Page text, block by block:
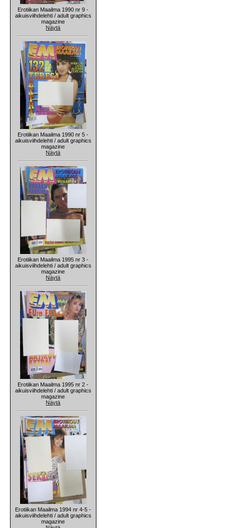
Erotiikan Maailma 1990 nr 9 -
aikuisviihdelehti / adult graphics
magazine
Näytä
Erotiikan Maailma 1990 nr 5 -
aikuisviihdelehti / adult graphics
magazine
Näytä
Erotiikan Maailma 1995 nr 3 -
aikuisviihdelehti / adult graphics
magazine
Näytä
Erotiikan Maailma 1995 nr 2 -
aikuisviihdelehti / adult graphics
magazine
Näytä
Erotiikan Maailma 1994 nr 4-5 -
aikuisviihdelehti / adult graphics
magazine